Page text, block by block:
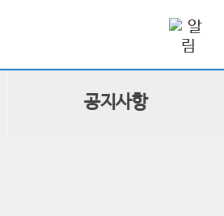
공지사항